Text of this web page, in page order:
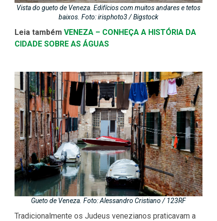
Vista do gueto de Veneza. Edifícios com muitos andares e tetos
baixos. Foto: irisphoto3 / Bigstock
Leia também VENEZA – CONHEÇA A HISTÓRIA DA
CIDADE SOBRE AS ÁGUAS
Gueto de Veneza. Foto: Alessandro Cristiano / 123RF
Tradicionalmente os Judeus venezianos praticavam a